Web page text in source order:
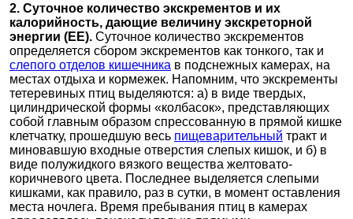
2. Суточное количество экскрементов и их
калорийность, дающие величину экскреторной
энергии (ЕЕ). Суточное количество экскрементов
определяется сбором экскрементов как тонкого, так и
слепого отделов кишечника в подснежных камерах, на
местах отдыха и кормежек. Напомним, что экскременты
тетеревиных птиц выделяются: а) в виде твердых,
цилиндрической формы «колбасок», представляющих
собой главным образом спрессованную в прямой кишке
клетчатку, прошедшую весь пищеварительный тракт и
миновавшую входные отверстия слепых кишок, и б) в
виде полужидкого вязкого вещества желтовато-
коричневого цвета. Последнее выделяется слепыми
кишками, как правило, раз в сутки, в момент оставления
места ночлега. Время пребывания птиц в камерах